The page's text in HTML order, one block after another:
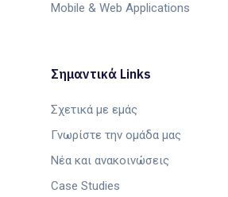
Mobile & Web Applications
Σημαντικά Links
Σχετικά με εμάς
Γνωρίστε την ομάδα μας
Νέα και ανακοινώσεις
Case Studies